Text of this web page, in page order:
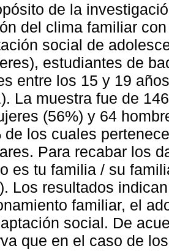
de la
del clima familiar
social de
estudiantes de
entre los 15 y 19
La muestra fue de
(56%) y 64
de los cuales
Para recabar los
es tu familia / su
Los resultados
familiar, el
social. De
que en el caso de